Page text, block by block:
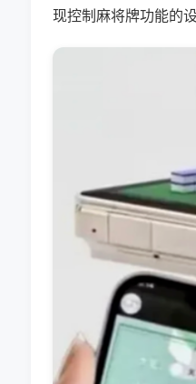
现控制麻将牌功能的